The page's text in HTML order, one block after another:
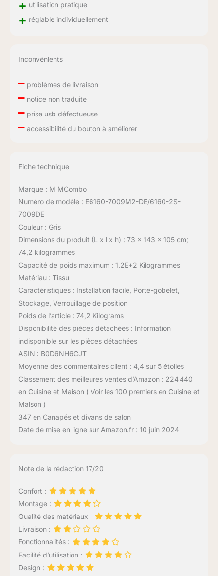
+ utilisation pratique
+ réglable individuellement
Inconvénients
–problèmes de livraison
–notice non traduite
–prise usb défectueuse
–accessibilité du bouton à améliorer
Fiche technique
Marque : M MCombo
Numéro de modèle : E6160-7009M2-DE/6160-2S-
7009DE
Couleur : Gris
Dimensions du produit (L x l x h) : 73 x 143 x 105 cm;
74,2 kilogrammes
Capacité de poids maximum : 1.2E+2 Kilogrammes
Matériau : Tissu
Caractéristiques : Installation facile, Porte-gobelet,
Stockage, Verrouillage de position
Poids de l’article : 74,2 Kilograms
Disponibilité des pièces détachées : Information
indisponible sur les pièces détachées
ASIN : B0D6NH6CJT
Moyenne des commentaires client : 4,4 sur 5 étoiles
Classement des meilleures ventes d’Amazon : 224 440
en Cuisine et Maison ( Voir les 100 premiers en Cuisine et
Maison )
347 en Canapés et divans de salon
Date de mise en ligne sur Amazon.fr : 10 juin 2024
Note de la rédaction 17/20
Confort :
Montage :
Qualité des matériaux :
Livraison :
Fonctionnalités :
Facilité d’utilisation :
Design :